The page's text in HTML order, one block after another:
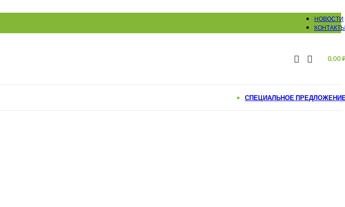
НОВОСТИ
0,00
СПЕЦИАЛЬНОЕ